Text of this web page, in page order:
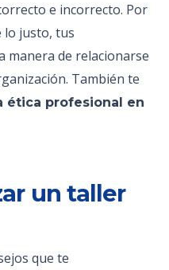
e incorrecto. Por
lo justo, tus
manera de relacionarse
También te
ética profesional en
un taller
que te